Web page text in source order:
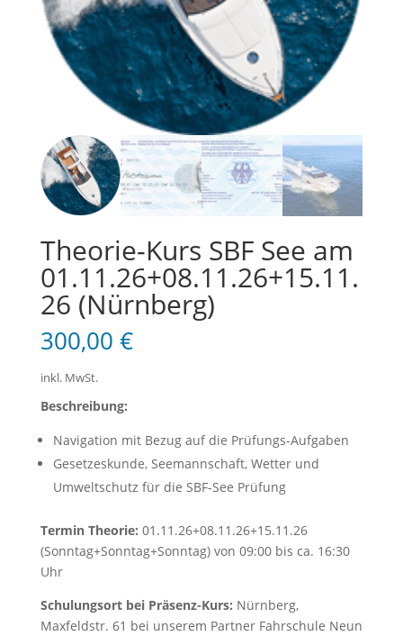
Theorie-Kurs SBF See am
01.11.26+08.11.26+15.11.
26 (Nürnberg)
300,00 €
inkl. MwSt.
Beschreibung:
Navigation mit Bezug auf die Prüfungs-Aufgaben
Gesetzeskunde, Seemannschaft, Wetter und
Umweltschutz für die SBF-See Prüfung
Termin Theorie: 01.11.26+08.11.26+15.11.26
(Sonntag+Sonntag+Sonntag) von 09:00 bis ca. 16:30
Uhr
Schulungsort bei Präsenz-Kurs: Nürnberg,
Maxfeldstr. 61 bei unserem Partner Fahrschule Neun